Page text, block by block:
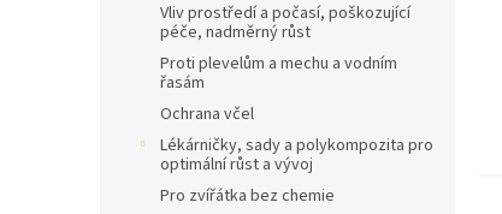
Vliv prostředí a počasí, poškozující
péče, nadměrný růst
Proti plevelům a mechu a vodním
řasám
Ochrana včel
Lékárničky, sady a polykompozita pro
optimální růst a vývoj
Pro zvířátka bez chemie